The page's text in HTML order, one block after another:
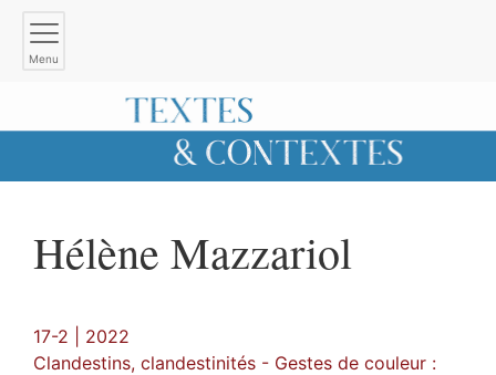
Menu
Hélène Mazzariol
17-2 | 2022
Clandestins, clandestinités - Gestes de couleur :